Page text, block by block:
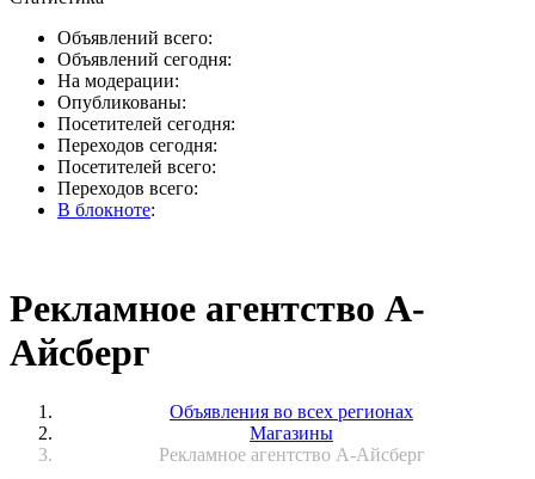
Объявлений всего:
Объявлений сегодня:
На модерации:
Опубликованы:
Посетителей сегодня:
Переходов сегодня:
Посетителей всего:
Переходов всего:
В блокноте:
Рекламное агентство А-
Айсберг
Объявления во всех регионах
Магазины
Рекламное агентство А-Айсберг